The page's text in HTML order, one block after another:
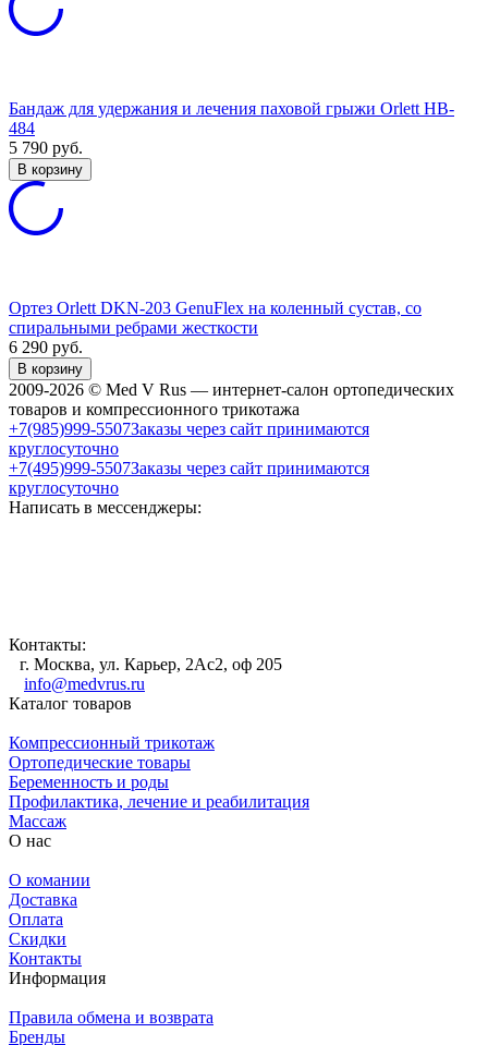
Бандаж для удержания и лечения паховой грыжи Orlett HB-
484
5 790 руб.
В корзину
Ортез Orlett DKN-203 GenuFlex на коленный сустав, со
спиральными ребрами жесткости
6 290 руб.
В корзину
2009-2026 © Med V Rus — интернет-салон ортопедических
товаров и компрессионного трикотажа
+7(985)999-5507Заказы через сайт принимаются
круглосуточно
+7(495)999-5507Заказы через сайт принимаются
круглосуточно
Написать в мессенджеры:
Контакты:
г. Москва, ул. Карьер, 2Ас2, оф 205
info@medvrus.ru
Каталог товаров
Компрессионный трикотаж
Ортопедические товары
Беременность и роды
Профилактика, лечение и реабилитация
Массаж
О нас
О комании
Доставка
Оплата
Скидки
Контакты
Информация
Правила обмена и возврата
Бренды